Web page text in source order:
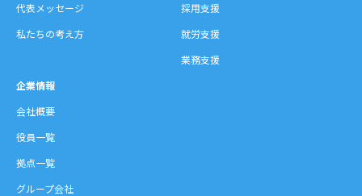
代表メッセージ
私たちの考え方
採用支援
就労支援
業務支援
企業情報
会社概要
役員一覧
拠点一覧
グループ会社